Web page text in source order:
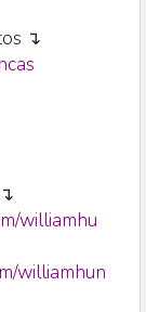
↴
williamhu
williamhun